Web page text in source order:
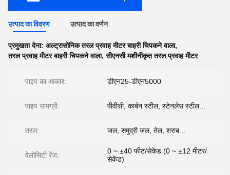
उत्पाद का विवरण उत्पाद का वर्णन
प्रमुखता देना: अल्ट्रासोनिक तरल प्रवाह मीटर बाहरी चिपकने वाला,
तरल प्रवाह मीटर बाहरी चिपकने वाला,सीएनसी मशीनीकृत तरल प्रवाह मीटर
पाइप का आकार: डीएन25-डीएन5000
पाइप सामग्री: पीवीसी, कार्बन स्टील, स्टेनलेस स्टील...
तरल: जल, समुद्री जल, तेल, शराब...
वेलोसिटी रेंज:
0 ~ ±40 फीट/सेकेंड (0 ~ ±12 मीटर/
सेकेंड)